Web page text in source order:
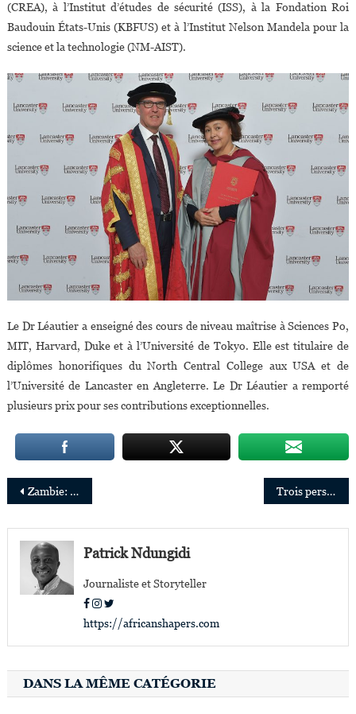
(CREA), à l’Institut d’études de sécurité (ISS), à la Fondation Roi
Baudouin États-Unis (KBFUS) et à l’Institut Nelson Mandela pour la
science et la technologie (NM-AIST).
Le Dr Léautier a enseigné des cours de niveau maîtrise à Sciences Po,
MIT, Harvard, Duke et à l’Université de Tokyo. Elle est titulaire de
diplômes honorifiques du North Central College aux USA et de
l’Université de Lancaster en Angleterre. Le Dr Léautier a remporté
plusieurs prix pour ses contributions exceptionnelles.
Navigation
de
l’article
Zambie: Maria Zileni Zaloumis,35ans,l’infirmière de formation qui a fait fortune dans l’Agribusiness Trois personnalités africaines nommées au Conseil de surveillance de Facebook et Instagram
Patrick Ndungidi
Journaliste et Storyteller
https://africanshapers.com
DANS LA MÊME CATÉGORIE